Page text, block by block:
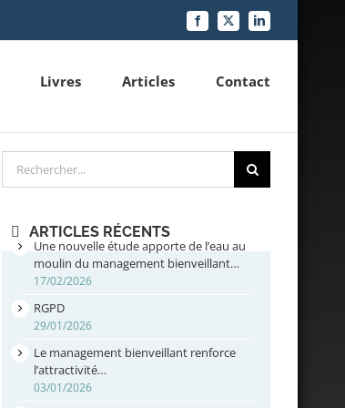
Facebook
X LinkedIn
Livres Articles Contact
Rechercher
ARTICLES RÉCENTS
Une nouvelle étude apporte de l’eau au
moulin du management bienveillant…
17/02/2026
RGPD
29/01/2026
Le management bienveillant renforce
l’attractivité…
03/01/2026